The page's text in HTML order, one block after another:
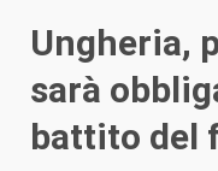
Ungheria,
sarà
battito del